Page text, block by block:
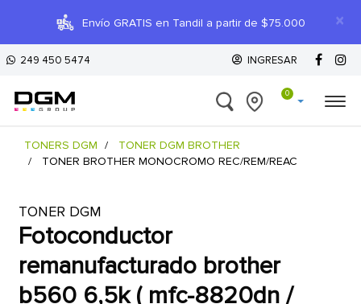
×
Envío GRATIS en Tandil a partir de $75.000
249 450 5474 INGRESAR
0
TONERS DGM
TONER DGM BROTHER
TONER BROTHER MONOCROMO REC/REM/REAC
TONER DGM
fotoconductor
remanufacturado brother
b560 6,5k ( mfc-8820dn /